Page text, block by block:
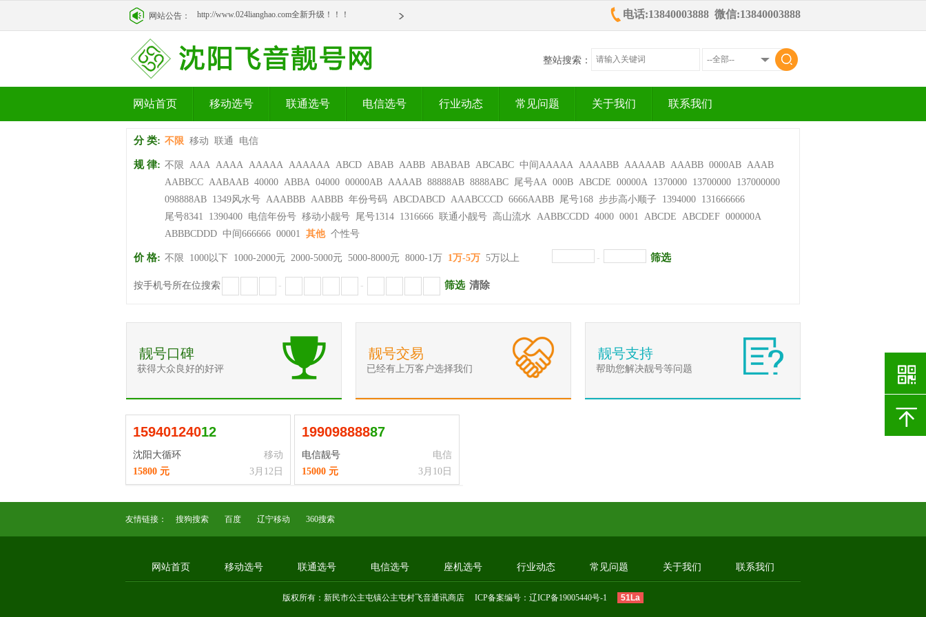
网站公告： http://www.024lianghao.com全新升级！！！ 电话:13840003888 微信:13840003888
整站搜索：
网站首页 移动选号 联通选号 电信选号 行业动态 常见问题 关于我们 联系我们
分 类: 不限 移动 联通 电信
规 律: 不限 AAA AAAA AAAAA AAAAAA ABCD ABAB AABB ABABAB ABCABC 中间AAAAA AAAABB AAAAAB AAABB 0000AB AAAB
AABBCC AABAAB 40000 ABBA 04000 00000AB AAAAB 88888AB 8888ABC 尾号AA 000B ABCDE 00000A 1370000 13700000 137000000
098888AB 1349风水号 AAABBB AABBB 年份号码 ABCDABCD AAABCCCD 6666AABB 尾号168 步步高小顺子 1394000 131666666
尾号8341
1390400 电信年份号 移动小靓号 尾号1314 1316666 联通小靓号 高山流水 AABBCCDD 4000 0001 ABCDE ABCDEF 000000A
ABBBCDDD 中间666666 00001 其他 个性号
价 格: 不限 1000以下 1000-2000元 2000-5000元 5000-8000元 8000-1万 1万-5万 5万以上 - 筛选
按手机号所在位搜索 - - 筛选 清除
靓号口碑
获得大众良好的好评
靓号交易
已经有上万客户选择我们
靓号支持
帮助您解决靓号等问题
15940124012
沈阳大循环
移动
3月12日
15800 元
19909888887
电信靓号
电信
3月10日
15000 元
友情链接： 搜狗搜索 百度 辽宁移动 360搜索
网站首页 移动选号 联通选号 电信选号 座机选号 行业动态 常见问题 关于我们 联系我们
版权所有：新民市公主屯镇公主屯村飞音通讯商店 ICP备案编号： 辽ICP备19005440号-1 51La